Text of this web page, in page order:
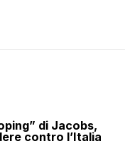
di Jacobs,
contro l’Italia